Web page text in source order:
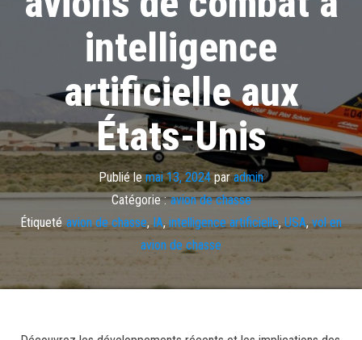
intelligence
artificielle aux
États-Unis
Publié lemai 13, 2024paradmin
Catégorie : avion de chasse
Étiqueté avion de chasse,IA, intelligence artificielle,USA,vol en
avion de chasse